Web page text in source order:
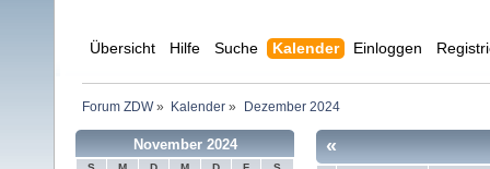
Übersicht Hilfe Suche Kalender Einloggen
Forum ZDW» Kalender » Dezember 2024
November 2024 «